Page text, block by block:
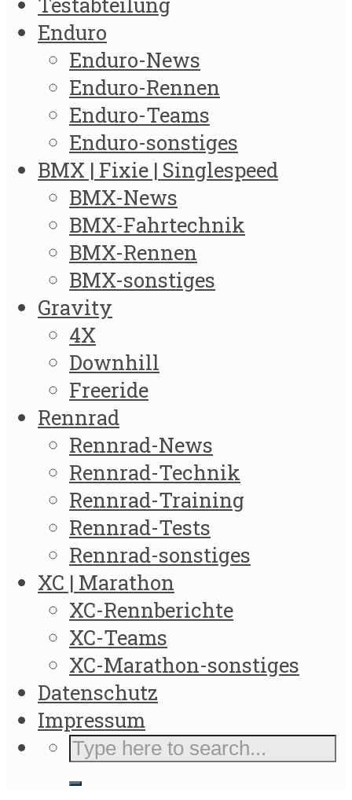
Enduro
Enduro-News
Enduro-Rennen
Enduro-Teams
Enduro-sonstiges
BMX | Fixie | Singlespeed
BMX-News
BMX-Fahrtechnik
BMX-Rennen
BMX-sonstiges
Gravity
4X
Downhill
Freeride
Rennrad
Rennrad-News
Rennrad-Technik
Rennrad-Training
Rennrad-Tests
Rennrad-sonstiges
XC | Marathon
XC-Rennberichte
XC-Teams
XC-Marathon-sonstiges
Datenschutz
Impressum